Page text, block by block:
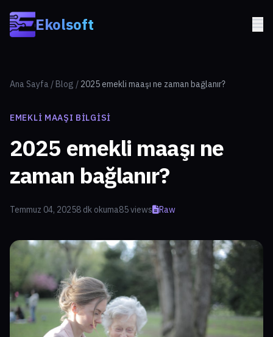
Ekolsoft
Ana Sayfa / Blog / 2025 emekli maaşı ne zaman bağlanır?
EMEKLI MAAŞI BILGISI
2025 emekli maaşı ne
zaman bağlanır?
Temmuz 04, 20258 dk okuma85 views Raw